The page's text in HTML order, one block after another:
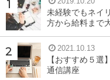
未経験でもネイ
方から給料まで
2021.10.13
【おすすめ５選
通信講座